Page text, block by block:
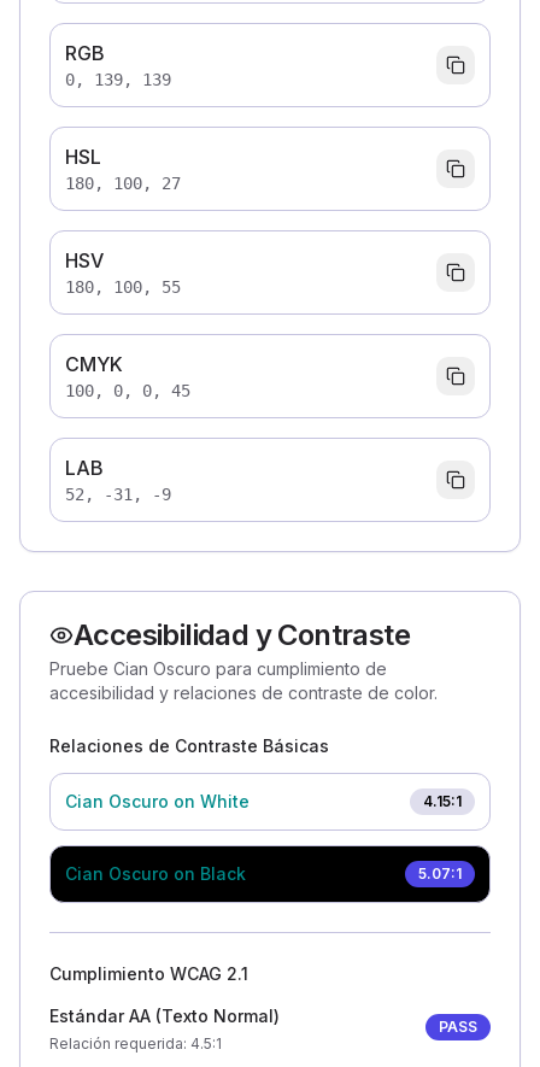
RGB
0, 139, 139
HSL
180, 100, 27
HSV
180, 100, 55
CMYK
100, 0, 0, 45
LAB
52, -31, -9
Accesibilidad y Contraste
Pruebe Cian Oscuro para cumplimiento de
accesibilidad y relaciones de contraste de color.
Relaciones de Contraste Básicas
Cian Oscuro on White 4.15:1
Cian Oscuro on Black 5.07:1
Cumplimiento WCAG 2.1
Estándar AA (Texto Normal)
Relación requerida: 4.5:1
PASS